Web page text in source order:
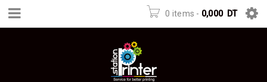
0 items - 0,000 DT